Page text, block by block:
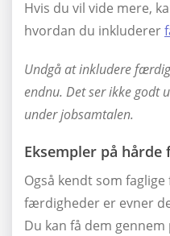
Hvis du vil vide mere,
hvordan du inkluderer
Undgå at inkludere
endnu. Det ser ikke godt
under jobsamtalen.
Eksempler på
Også kendt som
færdigheder er evner
Du kan få dem